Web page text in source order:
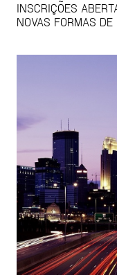
INSCRIÇÕES
NOVAS FORMAS